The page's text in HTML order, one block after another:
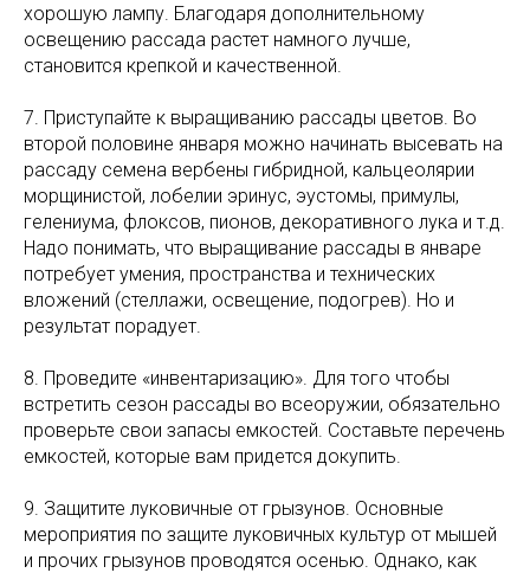
хорошую лампу. Благодаря дополнительному
освещению рассада растет намного лучше,
становится крепкой и качественной.
7. Приступайте к выращиванию рассады цветов. Во
второй половине января можно начинать высевать на
рассаду семена вербены гибридной, кальцеолярии
морщинистой, лобелии эринус, эустомы, примулы,
гелениума, флоксов, пионов, декоративного лука и т.д.
Надо понимать, что выращивание рассады в январе
потребует умения, пространства и технических
вложений (стеллажи, освещение, подогрев). Но и
результат порадует.
8. Проведите «инвентаризацию». Для того чтобы
встретить сезон рассады во всеоружии, обязательно
проверьте свои запасы емкостей. Составьте перечень
емкостей, которые вам придется докупить.
9. Защитите луковичные от грызунов. Основные
мероприятия по защите луковичных культур от мышей
и прочих грызунов проводятся осенью. Однако, как